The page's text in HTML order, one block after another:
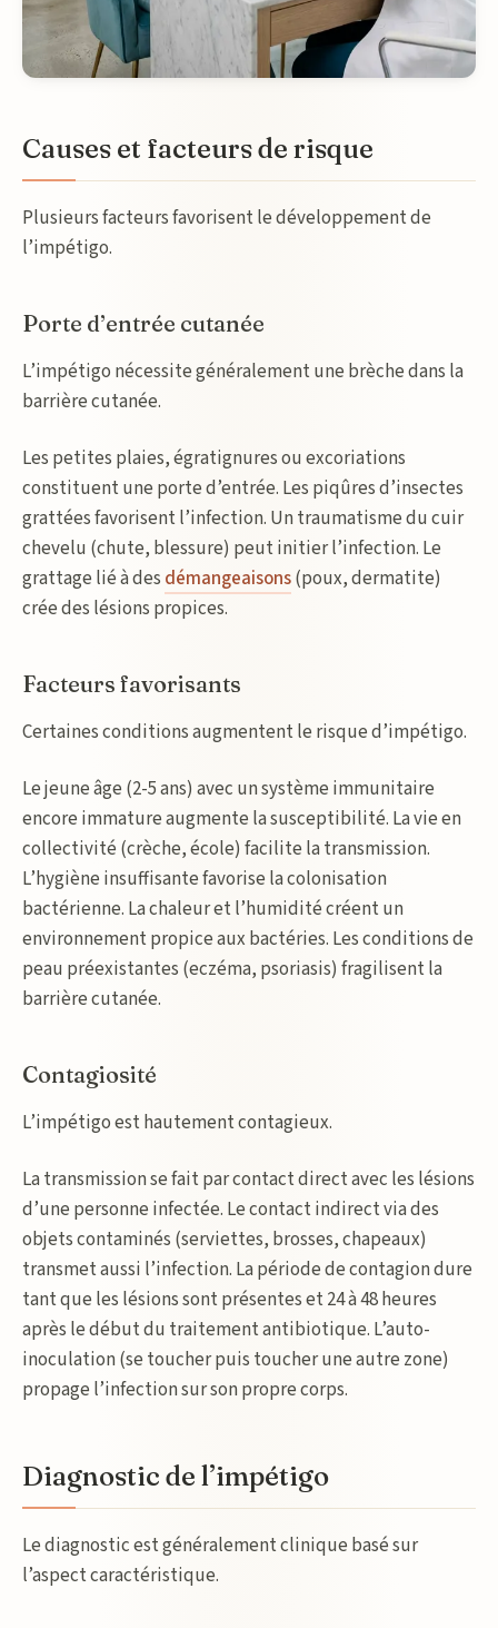
Causes et facteurs de risque
Plusieurs facteurs favorisent le développement de
l’impétigo.
Porte d’entrée cutanée
L’impétigo nécessite généralement une brèche dans la
barrière cutanée.
Les petites plaies, égratignures ou excoriations
constituent une porte d’entrée. Les piqûres d’insectes
grattées favorisent l’infection. Un traumatisme du cuir
chevelu (chute, blessure) peut initier l’infection. Le
grattage lié à des démangeaisons(poux, dermatite)
crée des lésions propices.
Facteurs favorisants
Certaines conditions augmentent le risque d’impétigo.
Le jeune âge (2-5 ans) avec un système immunitaire
encore immature augmente la susceptibilité. La vie en
collectivité (crèche, école) facilite la transmission.
L’hygiène insuffisante favorise la colonisation
bactérienne. La chaleur et l’humidité créent un
environnement propice aux bactéries. Les conditions de
peau préexistantes (eczéma, psoriasis) fragilisent la
barrière cutanée.
Contagiosité
L’impétigo est hautement contagieux.
La transmission se fait par contact direct avec les lésions
d’une personne infectée. Le contact indirect via des
objets contaminés (serviettes, brosses, chapeaux)
transmet aussi l’infection. La période de contagion dure
tant que les lésions sont présentes et 24 à 48 heures
après le début du traitement antibiotique. L’auto-
inoculation (se toucher puis toucher une autre zone)
propage l’infection sur son propre corps.
Diagnostic de l’impétigo
Le diagnostic est généralement clinique basé sur
l’aspect caractéristique.